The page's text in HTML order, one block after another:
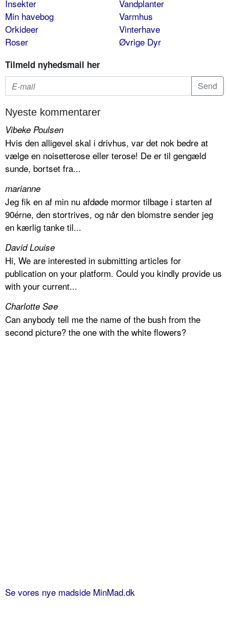
Insekter
Min havebog
Orkideer
Roser
Vandplanter
Varmhus
Vinterhave
Øvrige Dyr
Tilmeld nyhedsmail her
Nyeste kommentarer
Vibeke Poulsen
Hvis den alligevel skal i drivhus, var det nok bedre at
vælge en noisetterose eller terose! De er til gengæld
sunde, bortset fra...
marianne
Jeg fik en af min nu afdøde mormor tilbage i starten af
90érne, den stortrives, og når den blomstre sender jeg
en kærlig tanke til...
David Louise
Hi, We are interested in submitting articles for
publication on your platform. Could you kindly provide us
with your current...
Charlotte Søe
Can anybody tell me the name of the bush from the
second picture? the one with the white flowers?
Se vores nye madside MinMad.dk